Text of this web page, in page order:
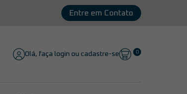
Entre em Contato
Olá, faça login ou cadastre-se 0